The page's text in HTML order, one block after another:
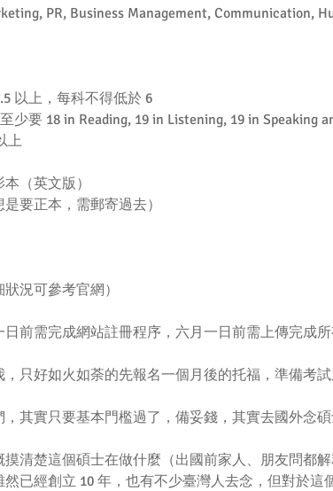
PR, Business Management, Communication,
以上，每科不得低於 6
少要 18 in Reading, 19 in Listening, 19 in Speaking
上
（英文版）
要正本，需郵寄過去）
況可參考官網）
前需完成網站註冊程序，六月一日前需上傳完成所
只好如火如荼的先報名一個月後的托福，準備考試
其實只要基本門檻過了，備妥錢，其實去國外念碩
清楚這個碩士在做什麼（出國前家人、朋友問都
已經創立 10 年，也有不少臺灣人去念，但對於這